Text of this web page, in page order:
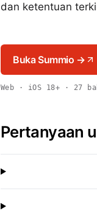
dan ketentuan
Buka Summio →
Web · iOS 18+ · 27
Pertanyaan